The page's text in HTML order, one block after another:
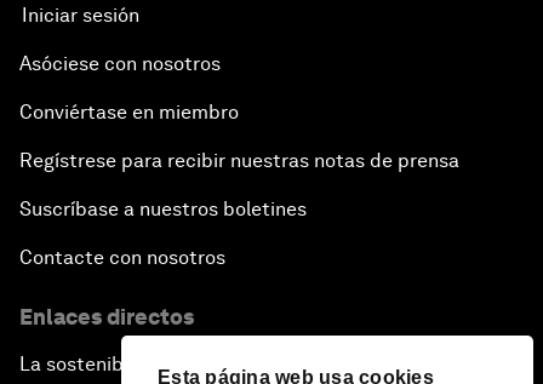
Esta página web usa cookies
Iniciar sesión
Asóciese con nosotros
Conviértase en miembro
Regístrese para recibir nuestras notas de prensa
Suscríbase a nuestros boletines
Contacte con nosotros
Enlaces directos
La sostenibilidad en el Foro